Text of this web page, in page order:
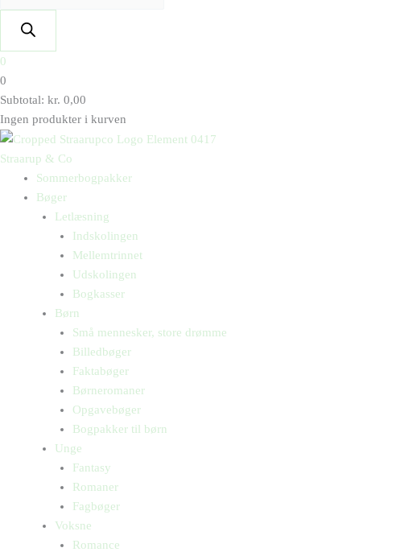
0
0
Subtotal: kr. 0,00
Ingen produkter i kurven
Straarup & Co
Sommerbogpakker
Bøger
Letlæsning
Indskolingen
Mellemtrinnet
Udskolingen
Bogkasser
Børn
Små mennesker, store drømme
Billedbøger
Faktabøger
Børneromaner
Opgavebøger
Bogpakker til børn
Unge
Fantasy
Romaner
Fagbøger
Voksne
Romance